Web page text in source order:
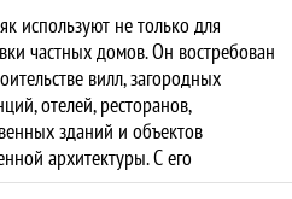
используют не только для
частных домов. Он востребован
вилл, загородных
отелей, ресторанов,
зданий и объектов
архитектуры. С его